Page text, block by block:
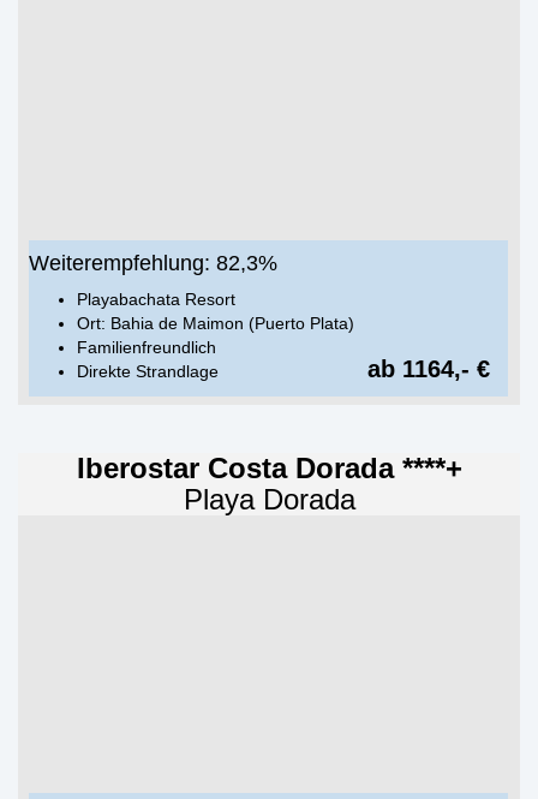
Weiterempfehlung: 82,3%
Playabachata Resort
Ort: Bahia de Maimon (Puerto Plata)
Familienfreundlich
Direkte Strandlage
ab 1164,- €
Iberostar Costa Dorada ****+
Playa Dorada